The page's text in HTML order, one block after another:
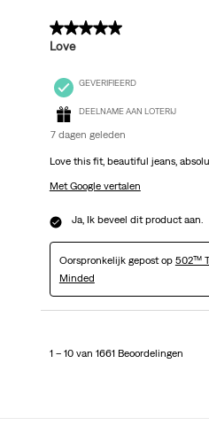
5 van 5 sterren.
Love
GEVERIFIEERD
DEELNAME AAN LOTERIJ
7 dagen geleden
Love this fit, beautiful jeans,
Met Google vertalen
Ja, Ik beveel dit product aan.
Oorspronkelijk gepost op 502™
Minded
1 – 10 van 1661 Beoordelingen